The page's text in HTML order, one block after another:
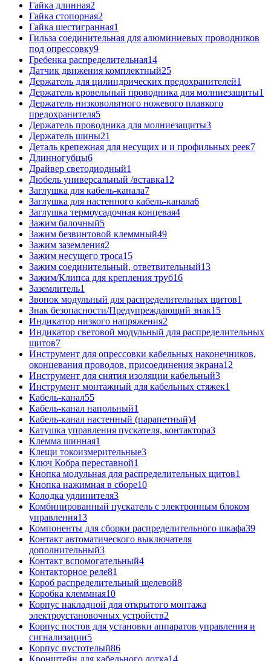
Гайка длинная2
Гайка стопорная2
Гайка шестигранная1
Гильза соединительная для алюминиевых проводников
под опрессовку9
Гребенка распределительная14
Датчик движения комплектный25
Держатель для цилиндрических предохранителей1
Держатель кровельный проводника для молниезащиты1
Держатель низковольтного ножевого плавкого
предохранителя5
Держатель проводника для молниезащиты3
Держатель шины21
Деталь крепежная для несущих и и профильных реек7
Длинногубцы6
Драйвер светодиодный1
Дюбель универсальный /вставка12
Заглушка для кабель-канала7
Заглушка для настенного кабель-канала6
Заглушка термоусадочная концевая4
Зажим балочный5
Зажим безвинтовой клеммный49
Зажим заземления2
Зажим несущего троса15
Зажим соединительный, ответвительный13
Зажим/Клипса для крепления труб16
Заземлитель1
Звонок модульный для распределительных щитов1
Знак безопасности/Предупреждающий знак15
Индикатор низкого напряжения2
Индикатор световой модульный для распределительных
щитов7
Инструмент для опрессовки кабельных наконечников,
оконцевания проводов, присоединения экрана12
Инструмент для снятия изоляции кабельный3
Инструмент монтажный для кабельных стяжек1
Кабель-канал55
Кабель-канал напольный1
Кабель-канал настенный (парапетный)4
Катушка управления пускателя, контактора3
Клемма шинная1
Клещи токоизмерительные3
Ключ Кобра переставной1
Кнопка модульная для распределительных щитов1
Кнопка нажимная в сборе10
Колодка удлинителя3
Комбинированный пускатель с электронным блоком
управления13
Компоненты для сборки распределительного шкафа39
Контакт автоматического выключателя
дополнительный3
Контакт вспомогательный4
Контакторное реле81
Короб распределительный щелевой8
Коробка клеммная10
Корпус накладной для открытого монтажа
электроустановочных устройств2
Корпус постов для установки аппаратов управления и
сигнализации5
Корпус пустотелый86
Кронштейн для кабельного лотка14